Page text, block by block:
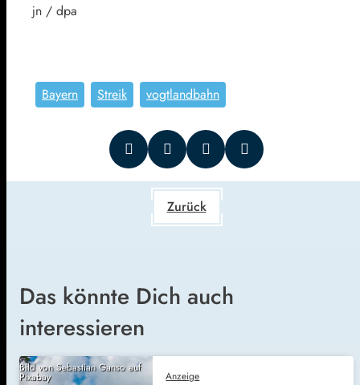
jn / dpa
Bayern Streik vogtlandbahn
Zurück
Das könnte Dich auch
interessieren
Bild von Sebastian Ganso auf
Pixabay Anzeige